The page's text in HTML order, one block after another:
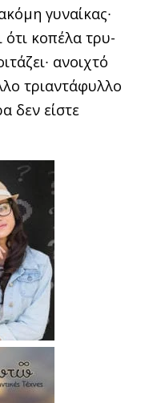
γυναίκας∙
ότι κοπέλα τρυ­
ανοιχτό
τριαντάφυλλο
δεν είστε